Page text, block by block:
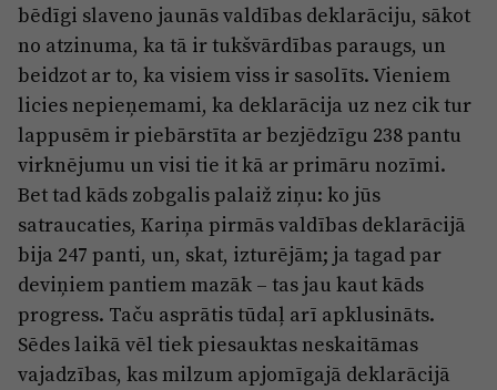
bēdīgi slaveno jaunās valdības deklarāciju, sākot
no atzinuma, ka tā ir tukšvārdības paraugs, un
beidzot ar to, ka visiem viss ir sasolīts. Vieniem
licies nepieņemami, ka deklarācija uz nez cik tur
lappusēm ir piebārstīta ar bezjēdzīgu 238 pantu
virknējumu un visi tie it kā ar primāru nozīmi.
Bet tad kāds zobgalis palaiž ziņu: ko jūs
satraucaties, Kariņa pirmās valdības deklarācijā
bija 247 panti, un, skat, izturējām; ja tagad par
deviņiem pantiem mazāk – tas jau kaut kāds
progress. Taču asprātis tūdaļ arī apklusināts.
Sēdes laikā vēl tiek piesauktas neskaitāmas
vajadzības, kas milzum apjomīgajā deklarācijā